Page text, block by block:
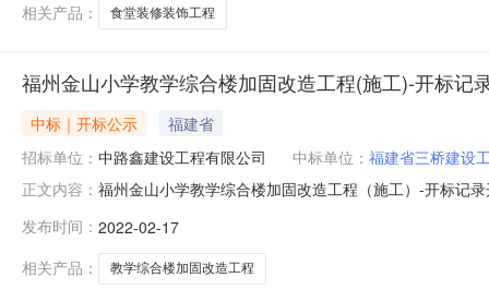
相关产品：
食堂装修装饰工程
福州金山小学教学综合楼加固改造工程(施工)-开标记
中标｜开标公示
福建省
招标单位： 中路鑫建设工程有限公司 中标单位： 福建省三桥建设
正文内容： 福州金山小学教学综合楼加固改造工程（施工）-开标记
量目标工期投标人代表号应用于本招标项目的企业季度
公司91350104MA32G
发布时间： 2022-02-17
相关产品：
教学综合楼加固改造工程